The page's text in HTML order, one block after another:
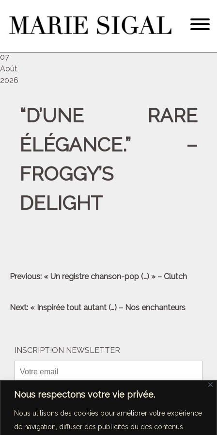
Nous respectons votre vie privée.
Nous utilisons des cookies pour améliorer votre expérience
de navigation, diffuser des publicités ou des contenus
07
Août
2026
“D’UNE RARE
ÉLÉGANCE.” –
FROGGY’S
DELIGHT
Navigation
l’article
Previous: « Un registre chanson-pop (…) » – Clutch
Next: « Inspirée tout autant (…) – Nos enchanteurs
INSCRIPTION NEWSLETTER